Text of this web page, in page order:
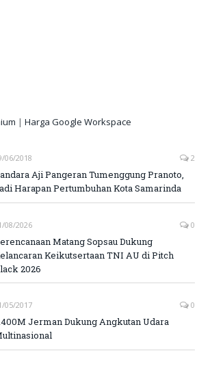
| Harga Google Workspace
06/2018 2
Aji Pangeran Tumenggung Pranoto,
Harapan Pertumbuhan Kota Samarinda
08/2026 0
Matang Sopsau Dukung
Keikutsertaan TNI AU di Pitch
2026
05/2017 0
Jerman Dukung Angkutan Udara